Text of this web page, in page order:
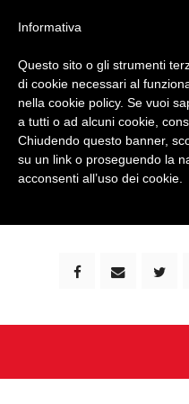
bimbi e viaggi - family
Informativa
Questo sito o gli strumenti
di cookie necessari al
nella cookie policy. Se vuoi
a tutti o ad alcuni cookie,
Chiudendo questo banner,
su un link o proseguendo la
acconsenti all’uso dei cookie.